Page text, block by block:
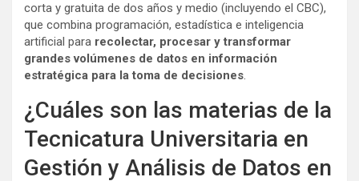
corta y gratuita de dos años y medio (incluyendo el CBC),
que combina programación, estadística e inteligencia
artificial para recolectar, procesar y transformar
grandes volúmenes de datos en información
estratégica para la toma de decisiones.
¿Cuáles son las materias de la
Tecnicatura Universitaria en
Gestión y Análisis de Datos en